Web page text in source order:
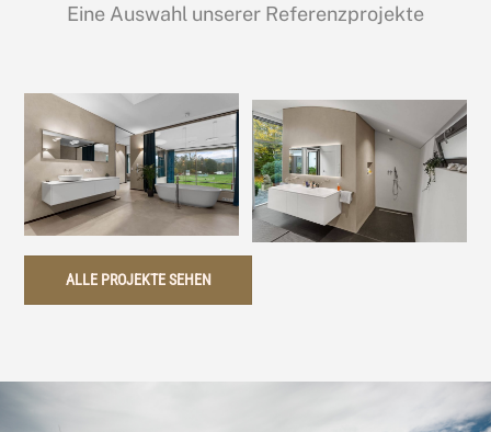
Eine Auswahl unserer Referenzprojekte
ALLE PROJEKTE SEHEN